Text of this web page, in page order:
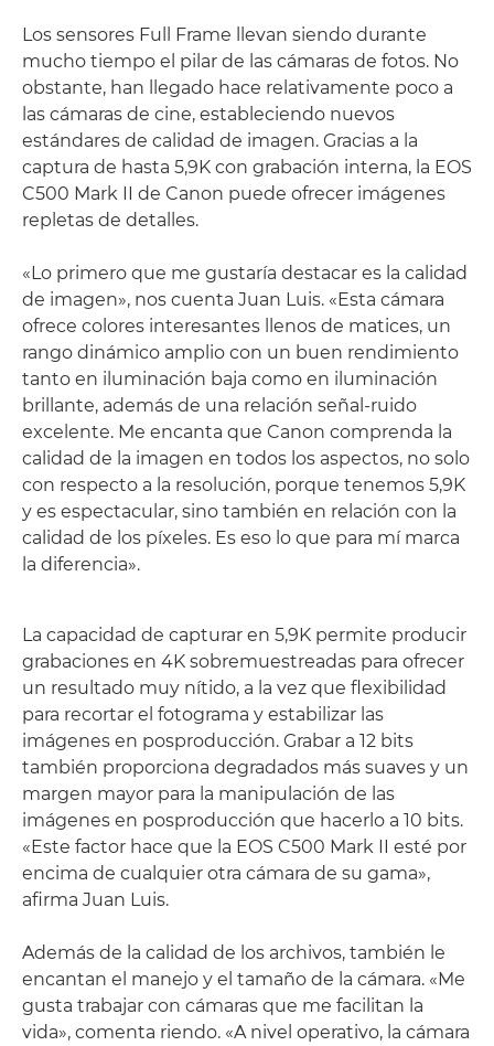
Los sensores Full Frame llevan siendo durante
mucho tiempo el pilar de las cámaras de fotos. No
obstante, han llegado hace relativamente poco a
las cámaras de cine, estableciendo nuevos
estándares de calidad de imagen. Gracias a la
captura de hasta 5,9K con grabación interna, la EOS
C500 Mark II de Canon puede ofrecer imágenes
repletas de detalles.
«Lo primero que me gustaría destacar es la calidad
de imagen», nos cuenta Juan Luis. «Esta cámara
ofrece colores interesantes llenos de matices, un
rango dinámico amplio con un buen rendimiento
tanto en iluminación baja como en iluminación
brillante, además de una relación señal-ruido
excelente. Me encanta que Canon comprenda la
calidad de la imagen en todos los aspectos, no solo
con respecto a la resolución, porque tenemos 5,9K
y es espectacular, sino también en relación con la
calidad de los píxeles. Es eso lo que para mí marca
la diferencia».
La capacidad de capturar en 5,9K permite producir
grabaciones en 4K sobremuestreadas para ofrecer
un resultado muy nítido, a la vez que flexibilidad
para recortar el fotograma y estabilizar las
imágenes en posproducción. Grabar a 12 bits
también proporciona degradados más suaves y un
margen mayor para la manipulación de las
imágenes en posproducción que hacerlo a 10 bits.
«Este factor hace que la EOS C500 Mark II esté por
encima de cualquier otra cámara de su gama»,
afirma Juan Luis.
Además de la calidad de los archivos, también le
encantan el manejo y el tamaño de la cámara. «Me
gusta trabajar con cámaras que me facilitan la
vida», comenta riendo. «A nivel operativo, la cámara